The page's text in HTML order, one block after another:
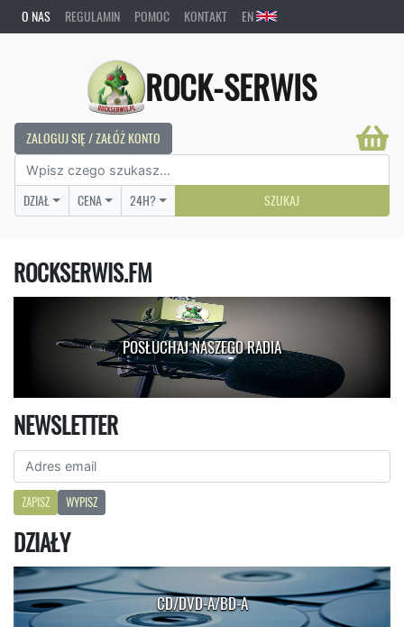
O NAS REGULAMIN POMOC KONTAKT EN
ROCK-SERWIS
ZALOGUJ SIĘ / ZAŁÓŻ KONTO
DZIAŁ CENA 24H? SZUKAJ
ROCKSERWIS.FM
POSŁUCHAJ NASZEGO RADIA
NEWSLETTER
ZAPISZ WYPISZ
DZIAŁY
CD/DVD-A/BD-A